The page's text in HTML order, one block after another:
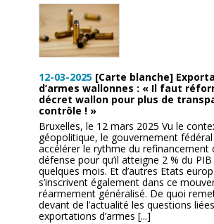
12-03-2025 [Carte blanche]
d’armes wallonnes : « Il faut
décret wallon pour plus de
contrôle ! »
Bruxelles, le 12 mars 2025 Vu le
géopolitique, le gouvernement
accélérer le rythme du refinancement
défense pour qu’il atteigne 2 % du
quelques mois. Et d’autres Etats
s’inscrivent également dans ce
réarmement généralisé. De quoi
devant de l’actualité les questions
exportations d’armes [...]